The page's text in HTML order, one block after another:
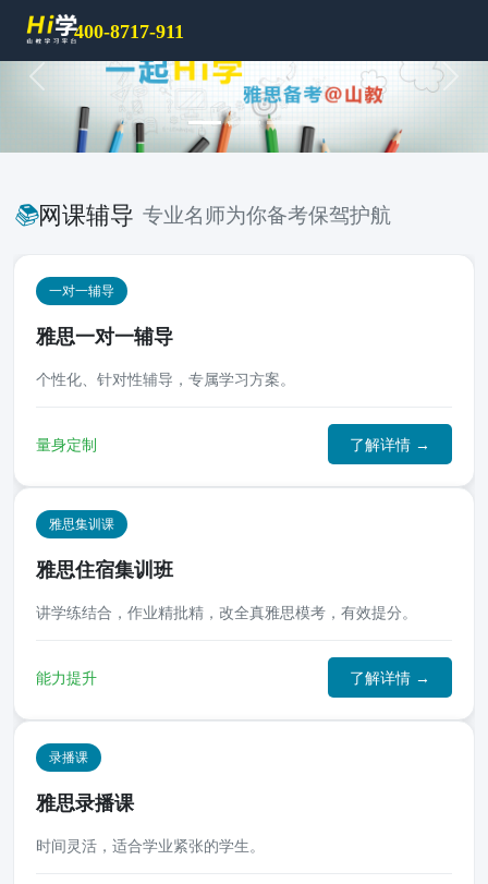
400-8717-911
Previous Next
📚网课辅导 专业名师为你备考保驾护航
一对一辅导
雅思一对一辅导
个性化、针对性辅导，专属学习方案。
量身定制 了解详情 →
雅思集训课
雅思住宿集训班
讲学练结合，作业精批精，改全真雅思模考，有效提分。
能力提升 了解详情 →
录播课
雅思录播课
时间灵活，适合学业紧张的学生。